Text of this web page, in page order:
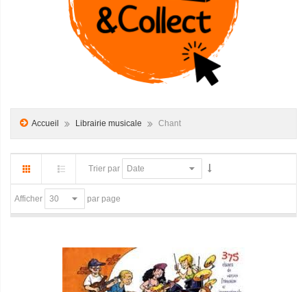
Accueil Librairie musicale Chant
Trier par
Afficher par page